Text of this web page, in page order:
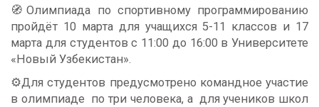
🧭Олимпиада по спортивному программированию
пройдёт 10 марта для учащихся 5-11 классов и 17
марта для студентов с 11:00 до 16:00 в Университете
«Новый Узбекистан».
⚙️Для студентов предусмотрено командное участие
в олимпиаде по три человека, а для учеников школ